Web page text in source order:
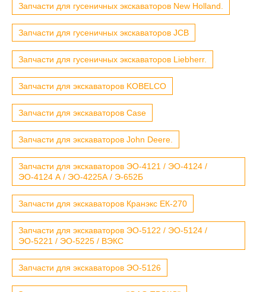
Запчасти для гусеничных экскаваторов New Holland.
Запчасти для гусеничных экскаваторов JCB
Запчасти для гусеничных экскаваторов Liebherr.
Запчасти для экскаваторов KOBELCO
Запчасти для экскаваторов Case
Запчасти для экскаваторов John Deere.
Запчасти для экскаваторов ЭО-4121 / ЭО-4124 /
ЭО-4124 А / ЭО-4225А / Э-652Б
Запчасти для экскаваторов Кранэкс ЕК-270
Запчасти для экскаваторов ЭО-5122 / ЭО-5124 /
ЭО-5221 / ЭО-5225 / ВЭКС
Запчасти для экскаваторов ЭО-5126